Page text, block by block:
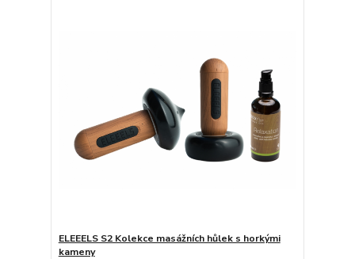
ELEEELS S2 Kolekce masážních hůlek s horkými
kameny